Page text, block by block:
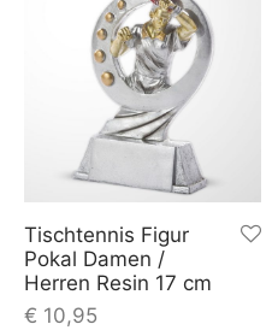
Tischtennis Figur
Pokal Damen /
Herren Resin 17 cm
€ 10,95